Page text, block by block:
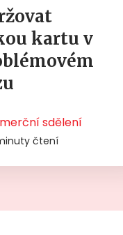
kartu v
sdělení
čtení